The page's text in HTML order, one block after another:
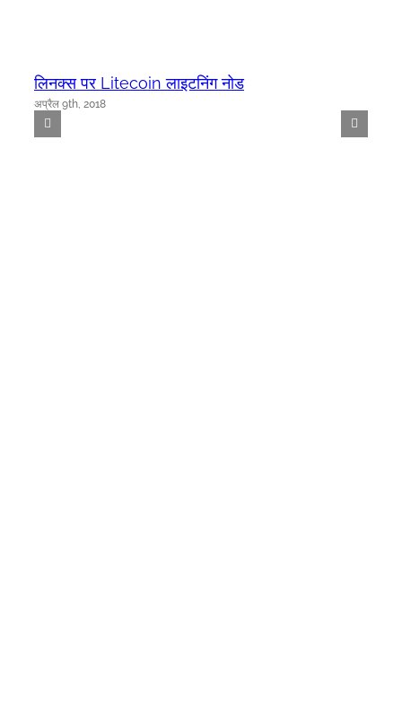
लिनक्स पर Litecoin लाइटनिंग नोड
अप्रैल 9th, 2018